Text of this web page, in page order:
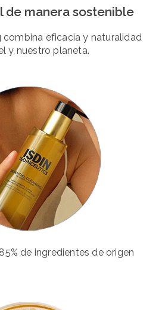
de manera sostenible
combina eficacia y naturalidad
y nuestro planeta.
de ingredientes de origen